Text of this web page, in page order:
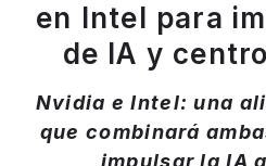
en Intel para
de IA y
Nvidia e Intel: una
que combinará
impulsar la IA